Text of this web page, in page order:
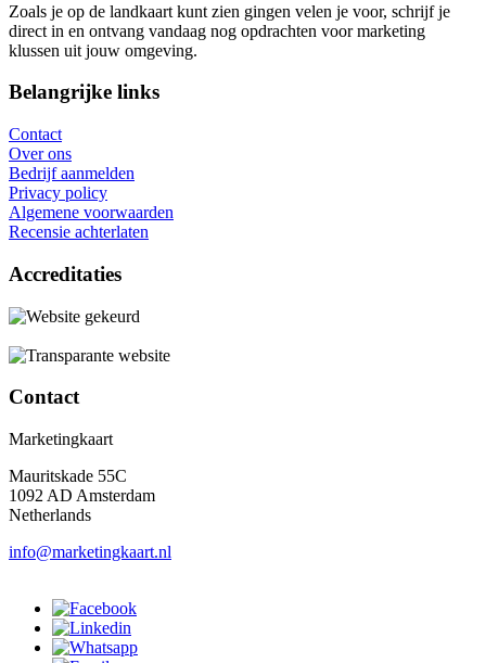
Zoals je op de landkaart kunt zien gingen velen je voor, schrijf je
direct in en ontvang vandaag nog opdrachten voor marketing
klussen uit jouw omgeving.
Belangrijke links
Contact
Over ons
Bedrijf aanmelden
Privacy policy
Algemene voorwaarden
Recensie achterlaten
Accreditaties
Contact
Marketingkaart
Mauritskade 55C
1092 AD Amsterdam
Netherlands
info@marketingkaart.nl